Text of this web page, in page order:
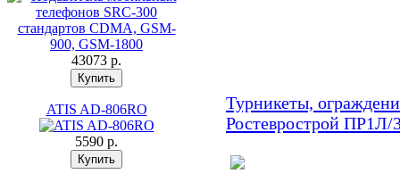
43073 p.
ATIS AD-806RO
5590 p.
Турникеты,
Ростеврострой ПР1Л/